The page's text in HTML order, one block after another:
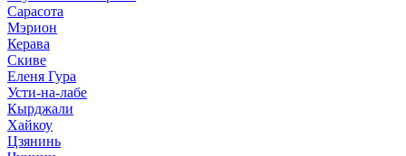
Сарасота
Мэрион
Керава
Скиве
Еленя Гура
Усти-на-лабе
Кырджали
Хайкоу
Цзянинь